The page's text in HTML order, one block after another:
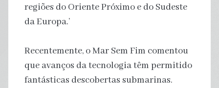
regiões do Oriente Próximo e do Sudeste
da Europa.’
Recentemente, o Mar Sem Fim comentou
que avanços da tecnologia têm permitido
fantásticas descobertas submarinas.